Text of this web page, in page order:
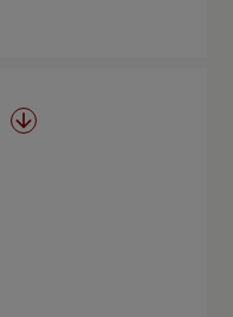
